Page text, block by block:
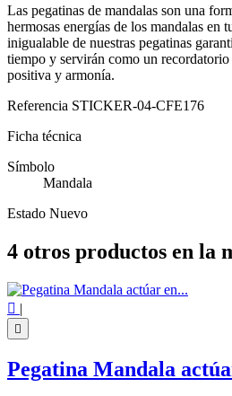
Las pegatinas de mandalas son una
hermosas energías de los mandalas en
inigualable de nuestras pegatinas
tiempo y servirán como un recordatorio
positiva y armonía.
Referencia STICKER-04-CFE176
Ficha técnica
Símbolo
Mandala
Estado Nuevo
4 otros productos en la
 |

Pegatina Mandala